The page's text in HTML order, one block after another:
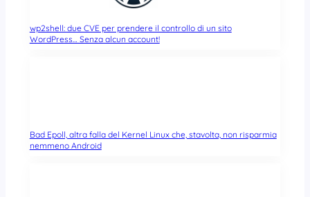
wp2shell: due CVE per prendere il controllo di un sito
WordPress… Senza alcun account!
Bad Epoll, altra falla del Kernel Linux che, stavolta, non risparmia
nemmeno Android